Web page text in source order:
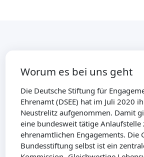
Worum es bei uns geht
Die Deutsche Stiftung für
Ehrenamt (DSEE) hat im Juli 2020
Neustrelitz aufgenommen. Damit
eine bundesweit tätige Anlaufstelle
ehrenamtlichen Engagements. Die
Bundesstiftung selbst ist ein